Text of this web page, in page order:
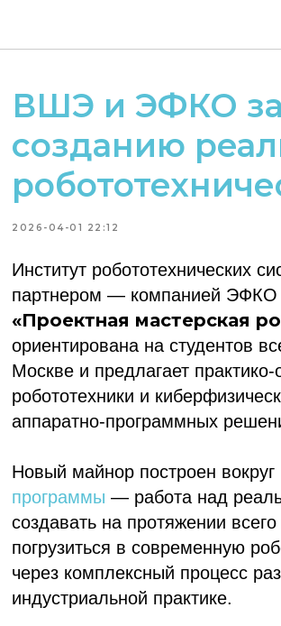
ВШЭ и ЭФКО
созданию
2026-04-01 22:12
Институт робототехнических
партнером — компанией ЭФКО
«Проектная мастерская
ориентирована на студентов
Москве и предлагает
робототехники и
аппаратно-программных
Новый майнор построен вокруг
программы — работа над
создавать на протяжении
погрузиться в современную
через комплексный процесс
индустриальной практике.